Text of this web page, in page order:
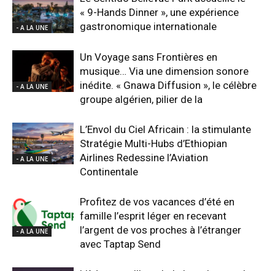
- A LA UNE
« 9-Hands Dinner », une expérience
gastronomique internationale
- A LA UNE
Un Voyage sans Frontières en
musique… Via une dimension sonore
inédite. « Gnawa Diffusion », le célèbre
groupe algérien, pilier de la
- A LA UNE
L’Envol du Ciel Africain : la stimulante
Stratégie Multi-Hubs d’Ethiopian
Airlines Redessine l’Aviation
Continentale
- A LA UNE
Profitez de vos vacances d’été en
famille l’esprit léger en recevant
l’argent de vos proches à l’étranger
avec Taptap Send